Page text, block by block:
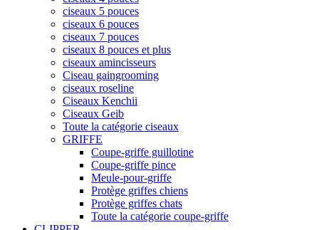
ciseaux 5 pouces
ciseaux 6 pouces
ciseaux 7 pouces
ciseaux 8 pouces et plus
ciseaux amincisseurs
Ciseau gaingrooming
ciseaux roseline
Ciseaux Kenchii
Ciseaux Geib
Toute la catégorie ciseaux
GRIFFE
Coupe-griffe guillotine
Coupe-griffe pince
Meule-pour-griffe
Protège griffes chiens
Protège griffes chats
Toute la catégorie coupe-griffe